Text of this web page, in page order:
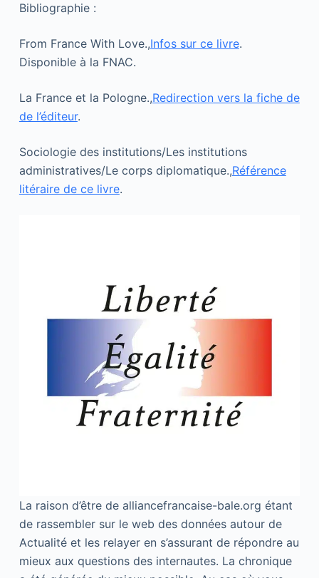
Bibliographie :
From France With Love.,Infos sur ce livre.
Disponible à la FNAC.
La France et la Pologne.,Redirection vers la fiche de
de l’éditeur.
Sociologie des institutions/Les institutions
administratives/Le corps diplomatique.,Référence
litéraire de ce livre.
La raison d’être de alliancefrancaise-bale.org étant
de rassembler sur le web des données autour de
Actualité et les relayer en s’assurant de répondre au
mieux aux questions des internautes. La chronique